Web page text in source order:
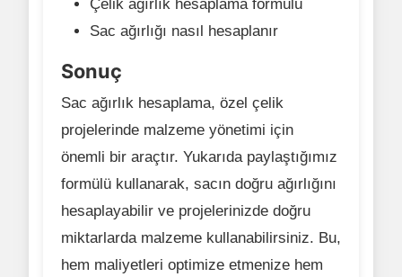
Çelik ağırlık hesaplama formülü
Sac ağırlığı nasıl hesaplanır
Sonuç
Sac ağırlık hesaplama, özel çelik
projelerinde malzeme yönetimi için
önemli bir araçtır. Yukarıda paylaştığımız
formülü kullanarak, sacın doğru ağırlığını
hesaplayabilir ve projelerinizde doğru
miktarlarda malzeme kullanabilirsiniz. Bu,
hem maliyetleri optimize etmenize hem